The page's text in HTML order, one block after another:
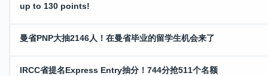
up to 130 points!
曼省PNP大抽2146人！在曼省毕业的留学生机会来了
IRCC省提名Express Entry抽分！744分抢511个名额